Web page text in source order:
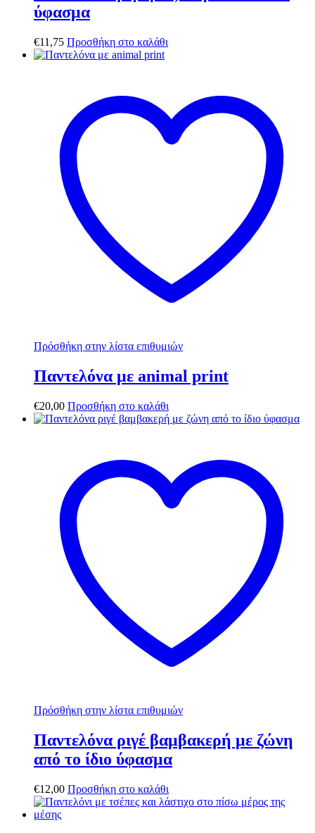
ύφασμα
€11,75 Προσθήκη στο καλάθι
Πρόσθήκη στην λίστα επιθυμιών
Παντελόνα με animal print
€20,00 Προσθήκη στο καλάθι
Πρόσθήκη στην λίστα επιθυμιών
Παντελόνα ριγέ βαμβακερή με ζώνη
από το ίδιο ύφασμα
€12,00 Προσθήκη στο καλάθι